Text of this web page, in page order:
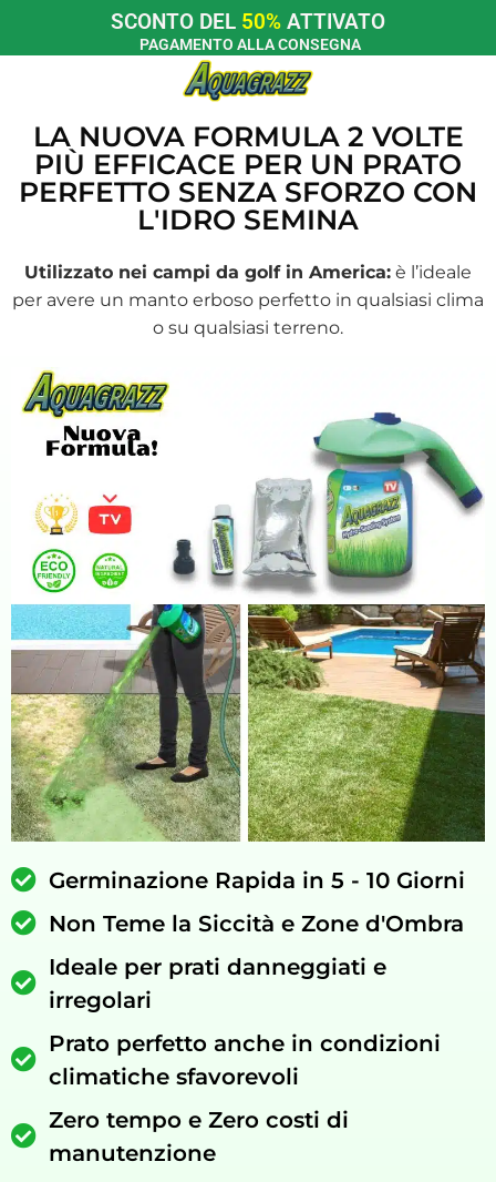
SCONTO DEL 50% ATTIVATO
PAGAMENTO ALLA CONSEGNA
LA NUOVA FORMULA 2 VOLTE
PIÙ EFFICACE PER UN PRATO
PERFETTO SENZA SFORZO CON
L'IDRO SEMINA
Utilizzato nei campi da golf in America: è l’ideale
per avere un manto erboso perfetto in qualsiasi clima
o su qualsiasi terreno.
Germinazione Rapida in 5 - 10 Giorni
Non Teme la Siccità e Zone d'Ombra
Ideale per prati danneggiati e
irregolari
Prato perfetto anche in condizioni
climatiche sfavorevoli
Zero tempo e Zero costi di
manutenzione